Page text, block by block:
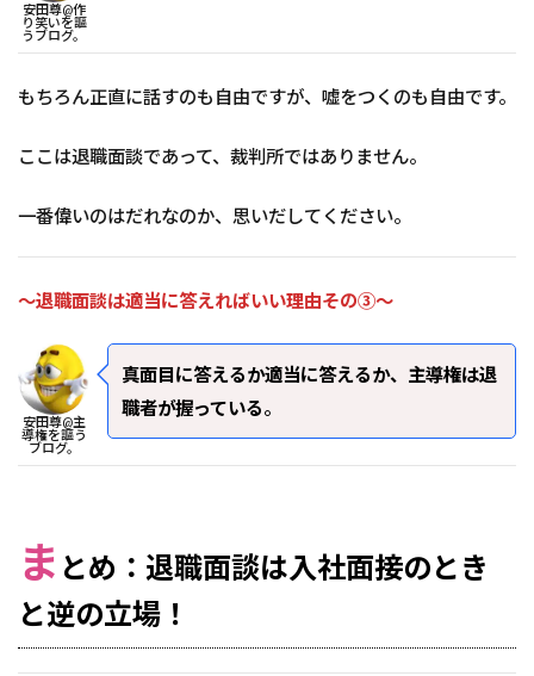
安田尊@作
り笑いを謳
うブログ。
もちろん正直に話すのも自由ですが、嘘をつくのも自由です。
ここは退職面談であって、裁判所ではありません。
一番偉いのはだれなのか、思いだしてください。
～退職面談は適当に答えればいい理由その③～
安田尊@主
導権を謳う
ブログ。
真面目に答えるか適当に答えるか、主導権は退
職者が握っている。
ま とめ：退職面談は入社面接のとき
と逆の立場！